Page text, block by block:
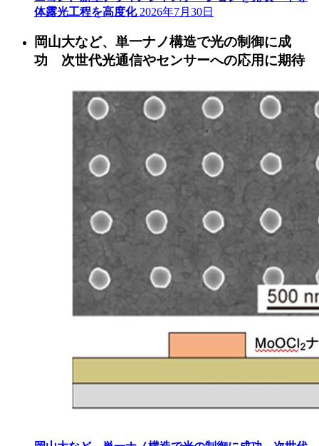
体露光工程を高度化 2026年7月30日
岡山大など、単一ナノ構造で光の制御に成
功 次世代光通信やセンサーへの応用に期待